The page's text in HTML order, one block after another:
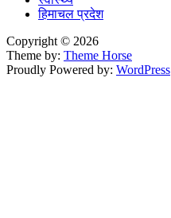
हिमाचल प्रदेश
Copyright © 2026
Theme by: Theme Horse
Proudly Powered by: WordPress